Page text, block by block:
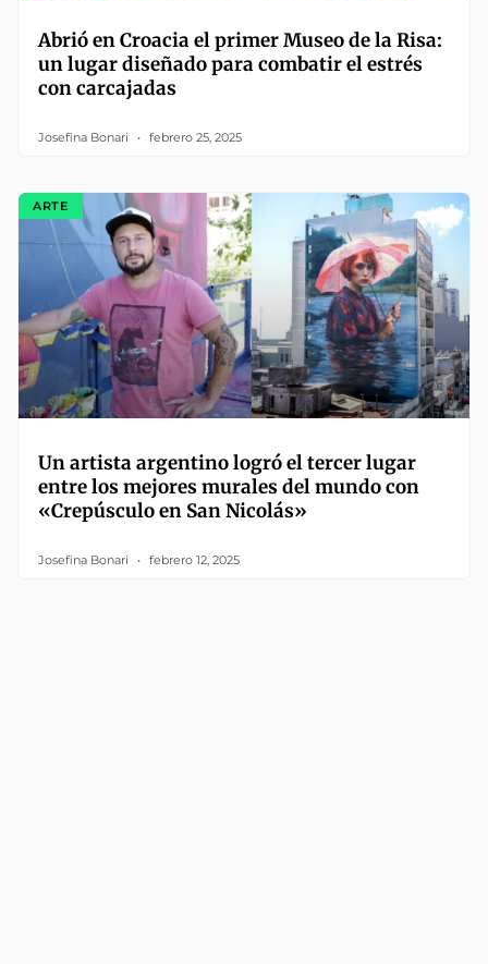
Abrió en Croacia el primer Museo de la Risa:
un lugar diseñado para combatir el estrés
con carcajadas
Josefina Bonari febrero 25, 2025
ARTE
Un artista argentino logró el tercer lugar
entre los mejores murales del mundo con
«Crepúsculo en San Nicolás»
Josefina Bonari febrero 12, 2025